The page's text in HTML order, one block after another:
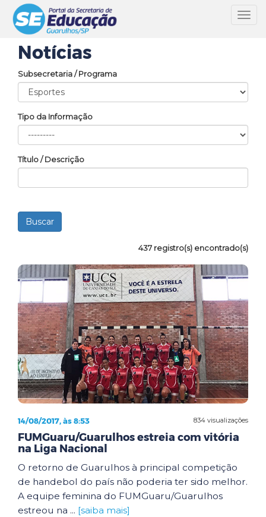
Notícias
Subsecretaria / Programa
Tipo da Informação
Título / Descrição
437 registro(s) encontrado(s)
834 visualizações
14/08/2017, às 8:53
FUMGuaru/Guarulhos estreia com vitória
na Liga Nacional
O retorno de Guarulhos à principal competição
de handebol do país não poderia ter sido melhor.
A equipe feminina do FUMGuaru/Guarulhos
estreou na ... [saiba mais]